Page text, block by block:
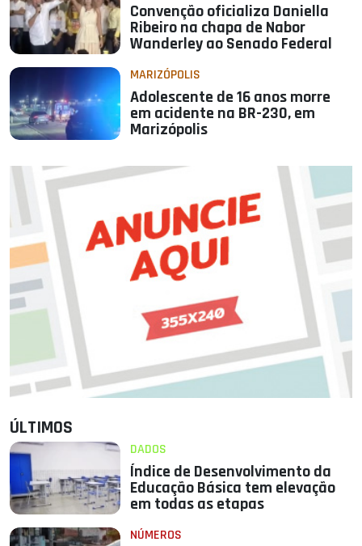
Convenção oficializa Daniella
Ribeiro na chapa de Nabor
Wanderley ao Senado Federal
MARIZÓPOLIS
Adolescente de 16 anos morre
em acidente na BR-230, em
Marizópolis
ÚLTIMOS
DADOS
Índice de Desenvolvimento da
Educação Básica tem elevação
em todas as etapas
NÚMEROS